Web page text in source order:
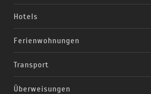
Hotels
Ferienwohnungen
Transport
Überweisungen